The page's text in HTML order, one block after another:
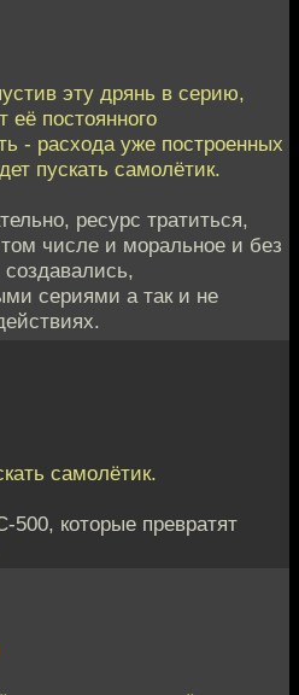
эту дрянь в серию,
её постоянного
- расхода уже построенных
пускать самолётик.
ресурс тратиться,
числе и моральное и без
сериями а так и не
самолётик.
которые превратят